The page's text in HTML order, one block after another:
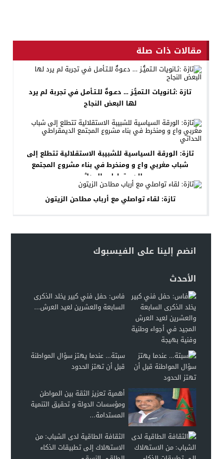
مقالات ذات صلة
تازة :ثـانويات الـتميُّـز … دعـوةٌ للـتـأمـل في تجربة لم يرد
لها البعض النجاح
تازة: الورقة السياسية للشبيبة الاستقلالية تتطلع إلى
شباب مغربي واع و ومنخرط في بناء مشروع المجتمع
الديمقراطي الحداثي
تازة: لقاء تواصلي مع أرباب مطاحن الزيتون
انضم إلينا على الفيسبوك
الأحدث
فاس: حفل فني كبير يخلد الذكرى
السابعة والعشرين لعيد العرش...
سبتة… عندما يهتز سؤال المواطنة
قبل أن تهتز الحدود
أهمية تعزيز الثقة بين المواطن
ومؤسسات الدولة و تحقيق التنمية
المستدامة...
الثقافة الطاقية لدى الشباب: من
الاستهلاك إلى تطبيقات الذكاء